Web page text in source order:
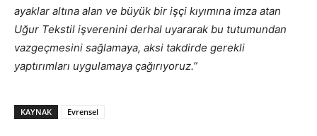
ayaklar altına alan ve büyük bir işçi kıyımına imza atan
Uğur Tekstil işverenini derhal uyararak bu tutumundan
vazgeçmesini sağlamaya, aksi takdirde gerekli
yaptırımları uygulamaya çağırıyoruz.”
KAYNAK Evrensel